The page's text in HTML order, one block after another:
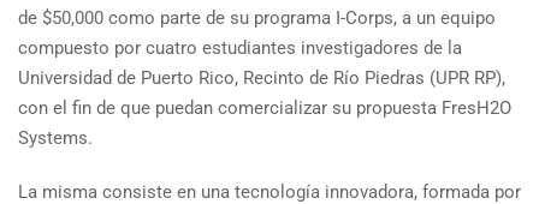
de $50,000 como parte de su programa I-Corps, a un equipo
compuesto por cuatro estudiantes investigadores de la
Universidad de Puerto Rico, Recinto de Río Piedras (UPR RP),
con el fin de que puedan comercializar su propuesta FresH2O
Systems.
La misma consiste en una tecnología innovadora, formada por